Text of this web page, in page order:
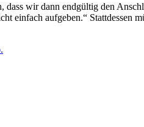
wir dann endgültig den
aufgeben.“ Stattdessen